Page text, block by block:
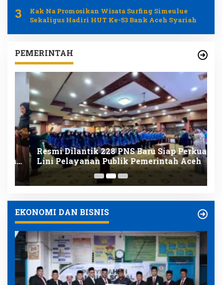
3
Kak Na Promosikan Wisata Surfing Simeulue
Sekaligus Hadiri HUT Ke-53 Bank Aceh Syariah
PEMERINTAH
Resmi Dilantik 228 PNS Baru Siap Perkuat
Lini Pelayanan Publik Pemerintah Aceh
EKONOMI DAN BISNIS